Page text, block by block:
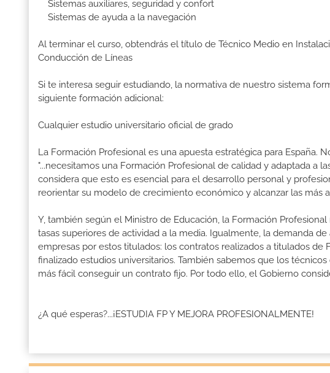
Sistemas auxiliares, seguridad y confort
Sistemas de ayuda a la navegación
Al terminar el curso, obtendrás el título de Técnico Medio en
Conducción de Líneas
Si te interesa seguir estudiando, la normativa de nuestro sistema
siguiente formación adicional:
Cualquier estudio universitario oficial de grado
La Formación Profesional es una apuesta estratégica para España.
"...necesitamos una Formación Profesional de calidad y adaptada a
considera que esto es esencial para el desarrollo personal y
reorientar su modelo de crecimiento económico y alcanzar las más
Y, también según el Ministro de Educación, la Formación
tasas superiores de actividad a la media. Igualmente, la demanda
empresas por estos titulados: los contratos realizados a titulados de
finalizado estudios universitarios. También sabemos que los
más fácil conseguir un contrato fijo. Por todo ello, el Gobierno
¿A qué esperas?...¡ESTUDIA FP Y MEJORA PROFESIONALMENTE!